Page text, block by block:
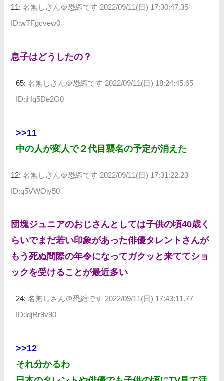
11:名無しさん＠恐縮です 2022/09/11(日) 17:30:47.35
ID:wTFgcvew0
息子はどうしたの？
65:名無しさん＠恐縮です 2022/09/11(日) 18:24:45.65
ID:jHq5De2G0
>>11
中の人が変人で２代目襲名の予定が消えた
12:名無しさん＠恐縮です 2022/09/11(日) 17:31:22.23
ID:q5VWOjy50
団塊ジュニアのおじさんとしては子供の頃40歳く
らいでまだ若い印象があった俳優タレントさんが
もう死ぬ間際の年令になってガクッと来ててショ
ックを受けることが最近多い
24:名無しさん＠恐縮です 2022/09/11(日) 17:43:11.77
ID:ldjRr9v90
>>12
それ分かるわ